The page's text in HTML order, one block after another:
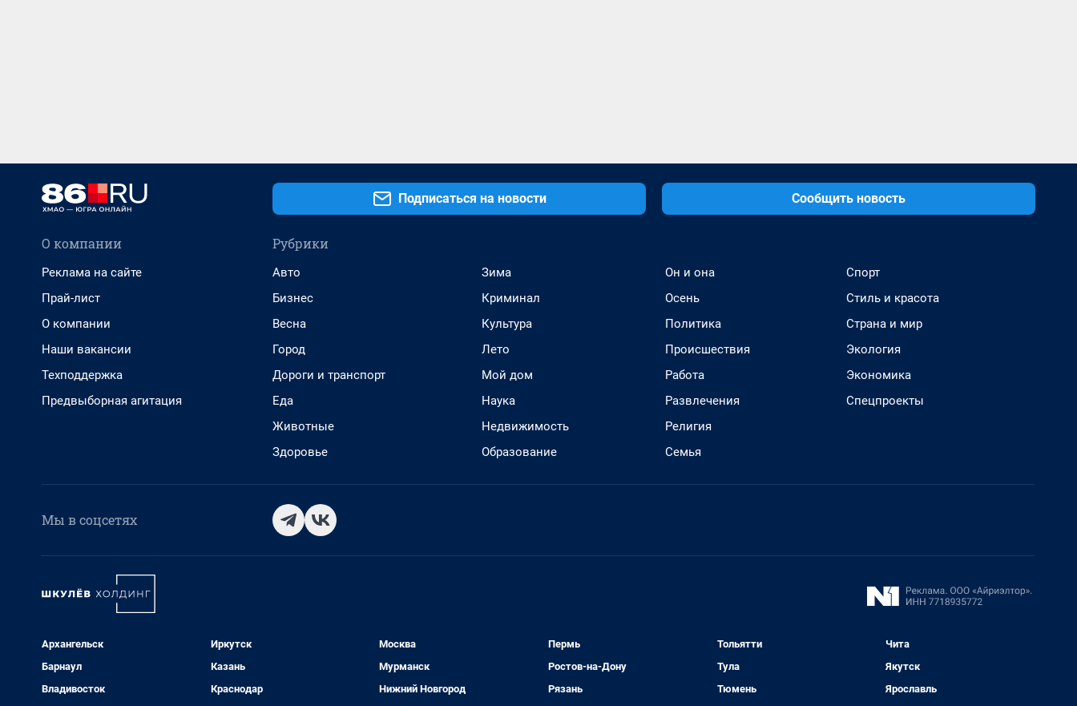
Подписаться на новости Сообщить новость
О компании
Реклама на сайте
Прай-лист
О компании
Наши вакансии
Техподдержка
Предвыборная агитация
Рубрики
Авто
Бизнес
Весна
Город
Дороги и транспорт
Еда
Животные
Здоровье
Зима
Криминал
Культура
Лето
Мой дом
Наука
Недвижимость
Образование
Он и она
Осень
Политика
Происшествия
Работа
Развлечения
Религия
Семья
Спорт
Стиль и красота
Страна и мир
Экология
Экономика
Спецпроекты
Мы в соцсетях
Архангельск
Барнаул
Владивосток
Иркутск
Казань
Краснодар
Москва
Мурманск
Нижний Новгород
Пермь
Ростов-на-Дону
Рязань
Тольятти
Тула
Тюмень
Чита
Якутск
Ярославль